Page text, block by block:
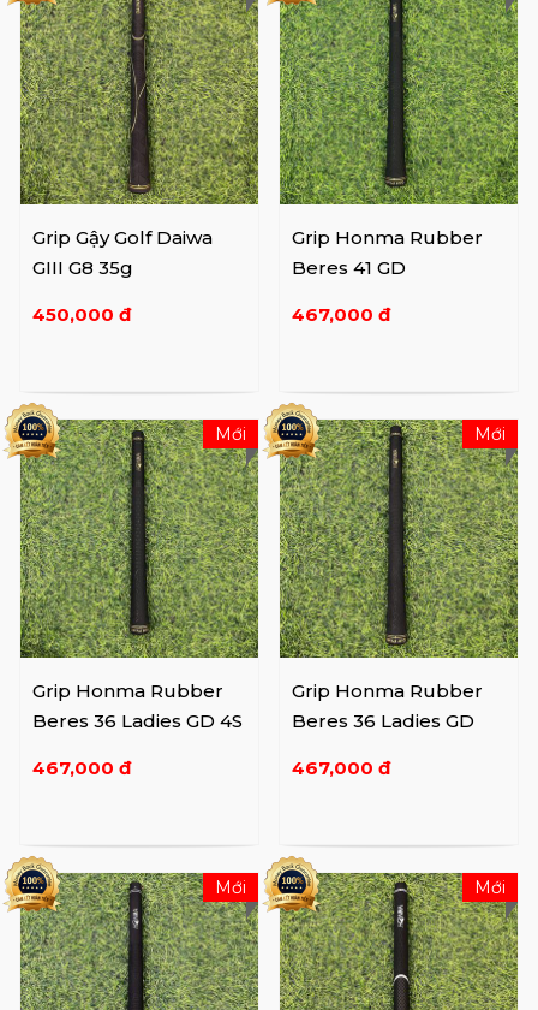
Grip Gậy Golf Daiwa
GIII G8 35g
450,000 đ
Grip Honma Rubber
Beres 41 GD
467,000 đ
Grip Honma Rubber
Beres 36 Ladies GD 4S
467,000 đ
Mới
Grip Honma Rubber
Beres 36 Ladies GD
467,000 đ
Mới
Mới Mới